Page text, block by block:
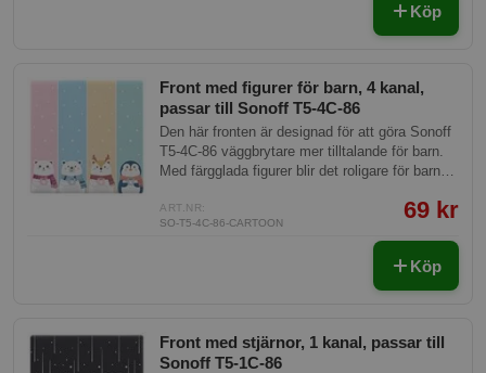
Köp
Front med figurer för barn, 4 kanal,
passar till Sonoff T5-4C-86
Den här fronten är designad för att göra Sonoff
T5-4C-86 väggbrytare mer tilltalande för barn.
Med färgglada figurer blir det roligare för barnen
en tidig förståelse för teknologi och skapar en
lekfull atmosfär.
ART.NR:
SO-T5-4C-86-CARTOON
69 kr
Köp
Front med stjärnor, 1 kanal, passar till
Sonoff T5-1C-86